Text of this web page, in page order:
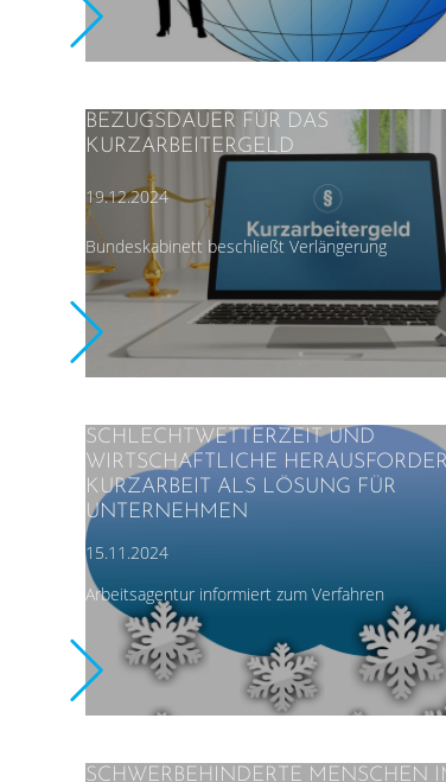
BEZUGSDAUER FÜR DAS
KURZARBEITERGELD
19.12.2024
Bundeskabinett beschließt Verlängerung
SCHLECHTWETTERZEIT UND
WIRTSCHAFTLICHE
KURZARBEIT ALS LÖSUNG FÜR
UNTERNEHMEN
15.11.2024
Arbeitsagentur informiert zum Verfahren
SCHWERBEHINDERTE MENSCHEN